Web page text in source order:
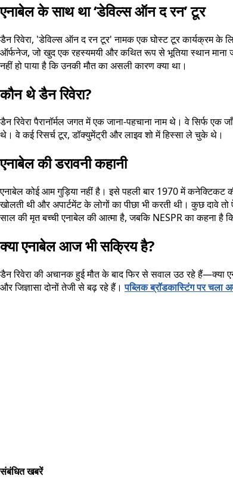
एनाबेल के साथ था ‘डेविल्स ऑन द रन’ टूर
डैन रिवेरा, 'डेविल्स ऑन द रन टूर' नामक एक घोस्ट टूर कार्यक्रम के
ऑर्फनेज, जो खुद एक रहस्यमयी और कथित रूप से भूतिया स्थान माना
नहीं हो पाया है कि उनकी मौत का असली कारण क्या था।
कौन थे डैन रिवेरा?
डैन रिवेरा पैरानॉर्मल जगत में एक जाना-पहचाना नाम थे। वे सिर्फ
थे। वे कई रिसर्च टूर, डॉक्युमेंट्री और लाइव शो में हिस्सा ले चुके थे।
एनाबेल की डरावनी कहानी
एनाबेल कोई आम गुड़िया नहीं है। इसे पहली बार 1970 में कनेक्टिकट
खोलती थी और अपार्टमेंट के लोगों का पीछा भी करती थी। कुछ दावे
साल की मृत बच्ची एनाबेल की आत्मा है, जबकि NESPR का कहना है
क्या एनाबेल आज भी सक्रिय है?
डैन रिवेरा की अचानक हुई मौत के बाद फिर से सवाल उठ रहे हैं—क्या
और जिज्ञासा दोनों तेजी से बढ़ रहे हैं।पब्लिक ब्रॉडकास्टिंग पर चला
संबंधित खबरें